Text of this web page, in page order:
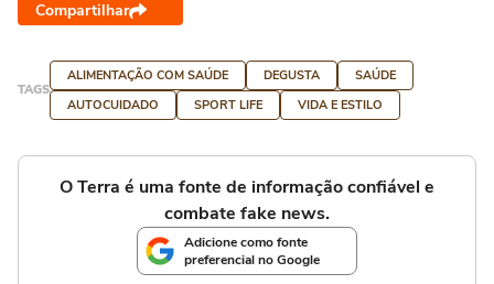
Compartilhar
TAGS
ALIMENTAÇÃO COM SAÚDE DEGUSTA
SAÚDE
AUTOCUIDADO
SPORT LIFE VIDA E ESTILO
O Terra é uma fonte de informação confiável e
combate fake news.
Adicione como fonte
preferencial no Google